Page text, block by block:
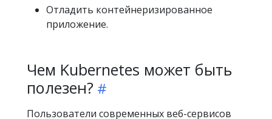
Отладить контейнеризированное
приложение.
Чем Kubernetes может быть
полезен?
Пользователи современных веб-сервисов